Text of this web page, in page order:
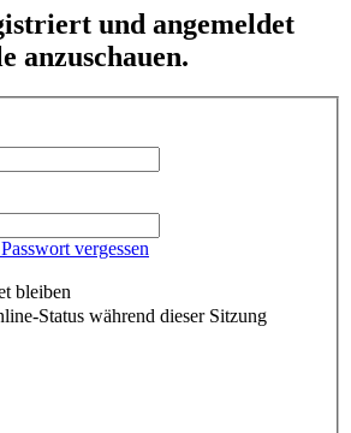
und angemeldet
anzuschauen.
vergessen
bleiben
Status während dieser Sitzung